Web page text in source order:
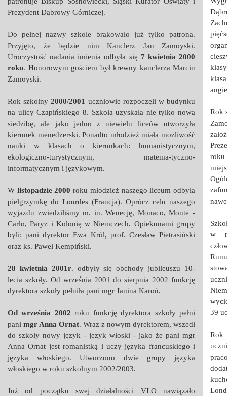
Rok
roku
w
39
Prezydent Dąbrowy Górniczej.
Do pełnej nazwy szkole brakowało już tylko patrona.
Przyjęto, że będzie nim Kanclerz Jan Zamoyski.
Uroczystość nadania imienia odbyła się 7 kwietnia 2000
roku. Honorowym gościem był krewny kanclerza Marcin
Zamoyski.
Rok szkolny2000/2001 uczniowie rozpoczęli w budynku
na ulicy Czapińskiego 8. Szkoła uzyskała nie tylko nową
siedzibę, ale jako jedno z niewielu liceów utworzyła
kierunek menedżerski. Ponadto młodzież miała możliwość
nauki w klasach o kierunkach: humanistycznym,
ekologiczno-turystycznym, matema-tyczno-
informatycznym i językowym.
W listopadzie 2000 roku młodzież naszego liceum odbyła
pielgrzymkę do Lourdes (Francja). Oprócz celu naszego
wyjazdu zwiedziliśmy m. in. Wenecję, Monaco, Monte -
Carlo, Paryż i Kolonię w Niemczech. Opiekunami grupy
byli: pani dyrektor Ewa Król, prof. Czesław Pietrasiński
oraz ks. Paweł Kempiński.
28 kwietnia 2001r. odbyły się obchody jubileuszu 10-
lecia szkoły. Od września 2001 do sierpnia 2002 funkcję
dyrektora szkoły pełniła pani mgr Janina Karoń.
Od września 2002 roku funkcję dyrektora szkoły pełni
pani mgr Anna Ornat. Wraz z nowym dyrektorem, wszedł
do szkoły nowy język - język włoski - jako że pani mgr
Anna Ornat jest romanistką i uczy języka francuskiego i
języka włoskiego. Utworzono dwie grupy języka
włoskiego w roku szkolnym 2002/2003.
Już od początku swej działalności VLO nawiązało